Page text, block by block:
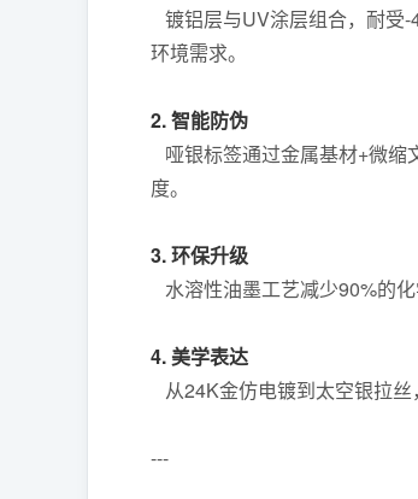
镀铝层与UV涂层组合，耐
环境需求。
2. 智能防伪
哑银标签通过金属基材+微缩
度。
3. 环保升级
水溶性油墨工艺减少90%的
4. 美学表达
从24K金仿电镀到太空银拉丝
---